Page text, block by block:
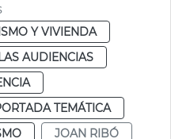
Y VIVIENDA
AUDIENCIAS
TEMÁTICA
JOAN RIBÓ